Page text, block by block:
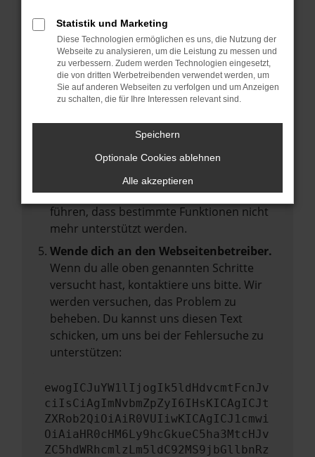
anderen Browser oder in einem privaten
Fenster?
Starte dein Gerät neu.
Das kann manchmal helfen,
vorübergehende Probleme zu beheben.
Stelle sicher, dass dein Browser und dein
Betriebssystem auf dem neuesten Stand
Veraltete Software birgt nicht nur ein
Sicherheitsrisiko, sondern kann auch dazu
führen, dass bestimmte Funktionen nicht
mehr unterstützt werden.
Wende dich an den Webseitenbetreiber.
Wenn du alle oben genannten Schritte
versucht hast, kontaktiere uns bitte. Wir
werden versuchen, das Problem zu
beheben. Du kannst uns diesen Text
schicken, um uns bei der Fehlersuche zu
unterstützen:
ewogICJuYW1lIjogIk5ldHdvcmtFcnJv
ciIsCiAgImNvbmZpZyI6IHsKICAgICJt
ZXRob2QiOiAiR0VUIiwKICAgICJ1cmwi
OiAiaHR0cHM6Ly9hcGkueC5ha3MtcHJv
ZC5hdWRhcmlzLm5ldC92MS9jbGllbnRz
Statistik und Marketing
Diese Technologien ermöglichen es uns, die Nutzung der
Webseite zu analysieren, um die Leistung zu messen und
zu verbessern. Zudem werden Technologien eingesetzt,
die von dritten Werbetreibenden verwendet werden, um
Sie auf anderen Webseiten zu verfolgen und um Anzeigen
zu schalten, die für Ihre Interessen relevant sind.
Speichern
Optionale Cookies ablehnen
Alle akzeptieren